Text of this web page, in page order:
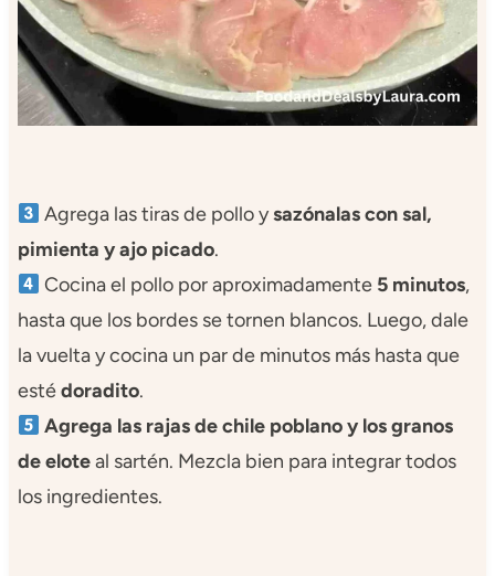
Agrega las tiras de pollo ysazónalas con sal,
pimienta y ajo picado.
Cocina el pollo por aproximadamente 5 minutos,
hasta que los bordes se tornen blancos. Luego, dale
la vuelta y cocina un par de minutos más hasta que
estédoradito.
Agrega las rajas de chile poblano y los granos
de eloteal sartén. Mezcla bien para integrar todos
los ingredientes.